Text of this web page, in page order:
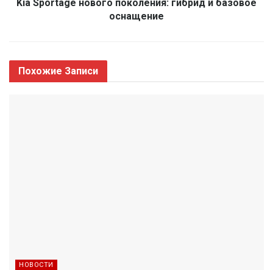
Kia Sportage нового поколения: гибрид и базовое
оснащение
Похожие Записи
НОВОСТИ